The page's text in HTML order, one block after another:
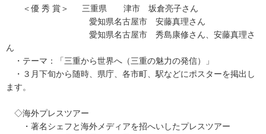
＜優 秀 賞＞ 三重県 津市 坂倉亮子さん
愛知県名古屋市 安藤真理さん
愛知県名古屋市 秀島康修さん、安藤真理さ
ん
・テーマ：「三重から世界へ（三重の魅力の発信）」
・３月下旬から随時、県庁、各市町、駅などにポスターを掲出し
ます。
◇海外プレスツアー
・著名シェフと海外メディアを招へいしたプレスツアー